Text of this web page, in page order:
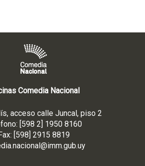
Comedia Nacional
acceso calle Juncal, piso 2
[598 2] 1950 8160
[598] 2915 8819
.uy